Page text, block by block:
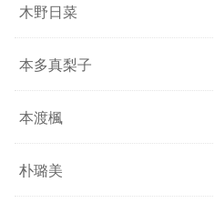
木野日菜
本多真梨子
本渡楓
朴璐美